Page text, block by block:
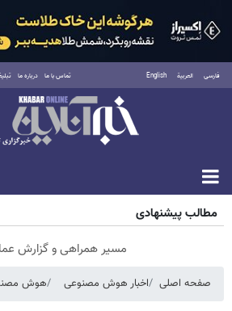
فارسی العربية English تماس با ما درباره ما
پنجشنبه ۱۵ مرداد ۱۴۰۵
مطالب پیشنهادی
مسیر همراهی و گزارش
صفحه اصلی اخبار هوش مصنوعی هوش